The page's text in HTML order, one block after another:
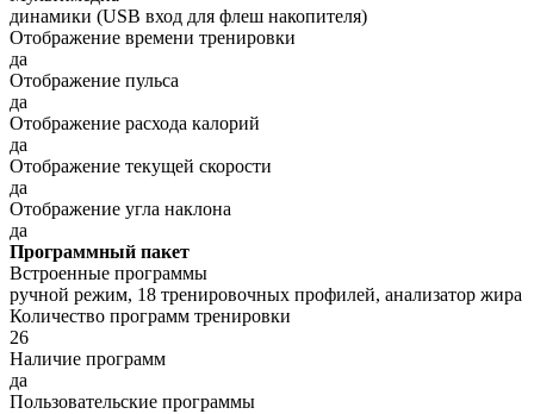
динамики (USB вход для флеш накопителя)
Отображение времени тренировки
да
Отображение пульса
да
Отображение расхода калорий
да
Отображение текущей скорости
да
Отображение угла наклона
да
Программный пакет
Встроенные программы
ручной режим, 18 тренировочных профилей, анализатор жира
Количество программ тренировки
26
Наличие программ
да
Пользовательские программы